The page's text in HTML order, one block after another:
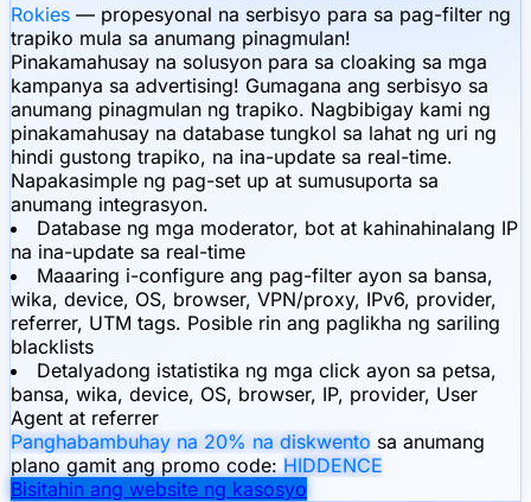
Rokies — propesyonal na serbisyo para sa pag-filter ng
trapiko mula sa anumang pinagmulan!
Pinakamahusay na solusyon para sa cloaking sa mga
kampanya sa advertising! Gumagana ang serbisyo sa
anumang pinagmulan ng trapiko. Nagbibigay kami ng
pinakamahusay na database tungkol sa lahat ng uri ng
hindi gustong trapiko, na ina-update sa real-time.
Napakasimple ng pag-set up at sumusuporta sa
anumang integrasyon.
Database ng mga moderator, bot at kahinahinalang IP
na ina-update sa real-time
Maaaring i-configure ang pag-filter ayon sa bansa,
wika, device, OS, browser, VPN/proxy, IPv6, provider,
referrer, UTM tags. Posible rin ang paglikha ng sariling
blacklists
Detalyadong istatistika ng mga click ayon sa petsa,
bansa, wika, device, OS, browser, IP, provider, User
Agent at referrer
Panghabambuhay na 20% na diskwento sa anumang
plano gamit ang promo code: HIDDENCE
Bisitahin ang website ng kasosyo